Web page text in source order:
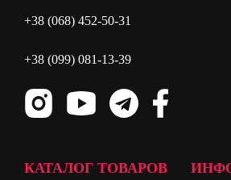
+38 (068) 452-50-31
+38 (099) 081-13-39
КАТАЛОГ ТОВАРОВ